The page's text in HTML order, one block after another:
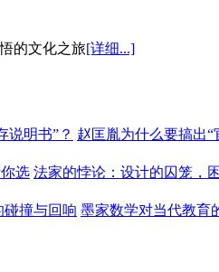
的文化之旅[详细...]
说明书”？ 赵匡胤为什么要搞出
选 法家的悖论：设计的囚笼，
碰撞与回响 墨家数学对当代教育